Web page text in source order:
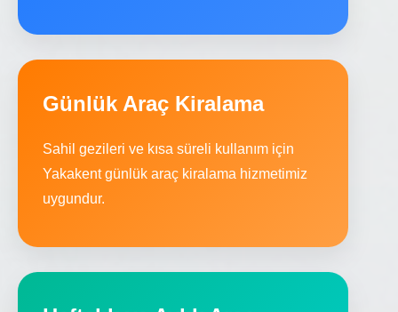
Günlük Araç Kiralama
Sahil gezileri ve kısa süreli kullanım için
Yakakent günlük araç kiralama hizmetimiz
uygundur.